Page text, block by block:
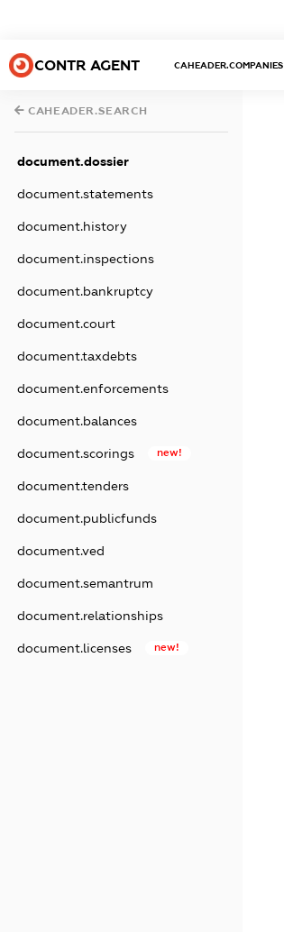
CONTR AGENT CAHEADER.COMPANIES
CAHEADER.SEARCH
document.dossier
document.statements
document.history
document.inspections
document.bankruptcy
document.court
document.taxdebts
document.enforcements
document.balances
document.scorings new!
document.tenders
document.publicfunds
document.ved
document.semantrum
document.relationships
document.licenses new!